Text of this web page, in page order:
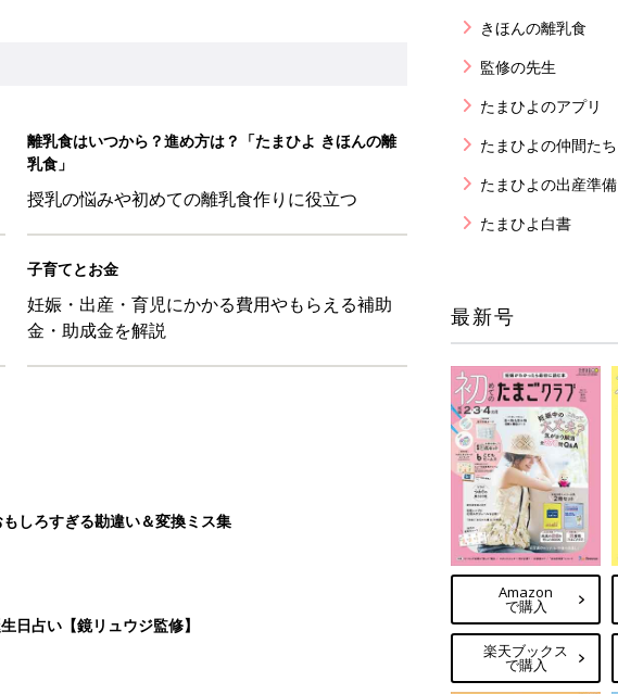
離乳食はいつから？進め方は？「たまひよ きほんの離
乳食」
授乳の悩みや初めての離乳食作りに役立つ
子育てとお金
妊娠・出産・育児にかかる費用やもらえる補助
金・助成金を解説
しろすぎる勘違い＆変換ミス集
占い【鏡リュウジ監修】
きほんの離乳食
監修の先生
たまひよのアプリ
たまひよの仲間たち
たまひよの出産準備
たまひよ白書
最新号
Amazon
で購入
楽天ブックス
で購入